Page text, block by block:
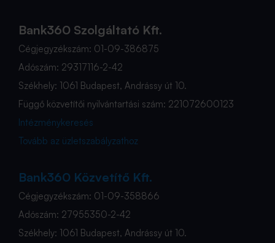
Bank360 Szolgáltató Kft.
Cégjegyzékszám: 01-09-386875
Adószám: 29317116-2-42
Székhely: 1061 Budapest, Andrássy út 10.
Függő közvetítői nyilvántartási szám: 221072600123
Intézménykeresés
Tovább az üzletszabályzathoz
Bank360 Közvetítő Kft.
Cégjegyzékszám: 01-09-358866
Adószám: 27955350-2-42
Székhely: 1061 Budapest, Andrássy út 10.